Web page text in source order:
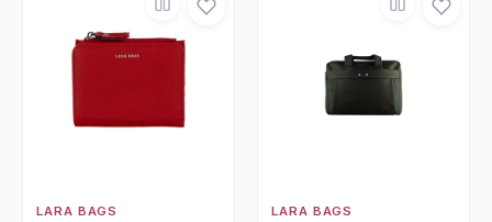
LARA BAGS LARA BAGS